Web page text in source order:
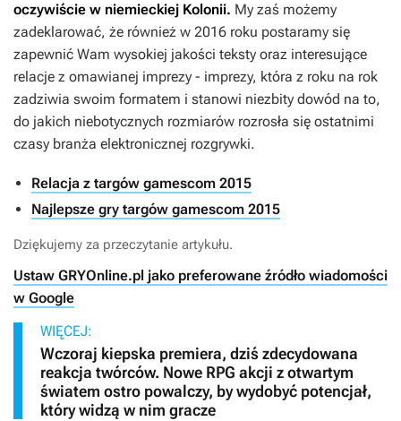
oczywiście w niemieckiej Kolonii. My zaś możemy
zadeklarować, że również w 2016 roku postaramy się
zapewnić Wam wysokiej jakości teksty oraz interesujące
relacje z omawianej imprezy - imprezy, która z roku na rok
zadziwia swoim formatem i stanowi niezbity dowód na to,
do jakich niebotycznych rozmiarów rozrosła się ostatnimi
czasy branża elektronicznej rozgrywki.
Relacja z targów gamescom 2015
Najlepsze gry targów gamescom 2015
Dziękujemy za przeczytanie artykułu.
Ustaw GRYOnline.pl jako preferowane źródło wiadomości
w Google
WIĘCEJ:
Wczoraj kiepska premiera, dziś zdecydowana
reakcja twórców. Nowe RPG akcji z otwartym
światem ostro powalczy, by wydobyć potencjał,
który widzą w nim gracze